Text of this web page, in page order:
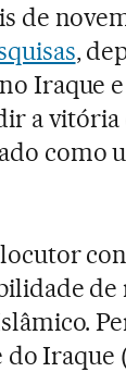
de
,
Iraque
a vitória
como
de
Iraque